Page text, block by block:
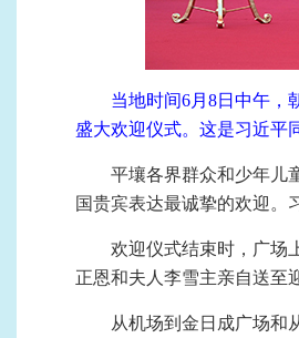
当地时间6月8日中午，
盛大欢迎仪式。这是习近平
平壤各界群众和少年儿
国贵宾表达最诚挚的欢迎。
欢迎仪式结束时，广场
正恩和夫人李雪主亲自送至
从机场到金日成广场和